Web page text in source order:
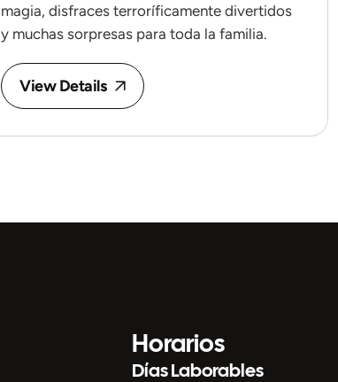
magia, disfraces terroríficamente divertidos
y muchas sorpresas para toda la familia.
View Details
Horarios
Días Laborables